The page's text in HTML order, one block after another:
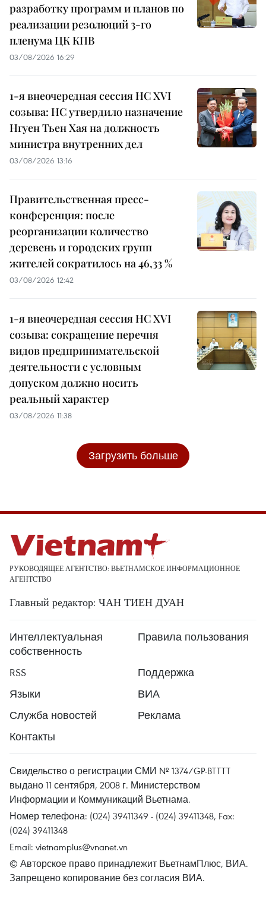
разработку программ и планов по
реализации резолюций 3-го
пленума ЦК КПВ
03/08/2026 16:29
1-я внеочередная сессия НС XVI
созыва: НС утвердило назначение
Нгуен Тьен Хая на должность
министра внутренних дел
03/08/2026 13:16
Правительственная пресс-
конференция: после
реорганизации количество
деревень и городских групп
жителей сократилось на 46,33 %
03/08/2026 12:42
1-я внеочередная сессия НС XVI
созыва: сокращение перечня
видов предпринимательской
деятельности с условным
допуском должно носить
реальный характер
03/08/2026 11:38
Загрузить больше
РУКОВОДЯЩЕЕ АГЕНТСТВО: ВЬЕТНАМСКОЕ ИНФОРМАЦИОННОЕ
АГЕНТСТВО
Главный редактор: ЧАН ТИЕН ДУАН
Интеллектуальная
собственность
Правила пользования
RSS
Поддержка
Языки
ВИА
Служба новостей
Реклама
Контакты
Свидельство о регистрации СМИ № 1374/GP-BTTTT
выдано 11 сентября, 2008 г. Министерством
Информации и Коммуникаций Вьетнама.
Номер телефона: (024) 39411349 - (024) 39411348, Fax:
(024) 39411348
Email: vietnamplus@vnanet.vn
© Авторское право принадлежит ВьетнамПлюс, ВИА.
Запрещено копирование без согласия ВИА.